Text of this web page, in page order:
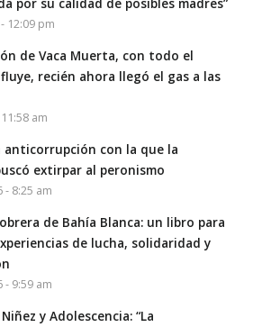
12:09 pm
de Vaca Muerta, con todo el
recién ahora llegó el gas a las
am
anticorrupción con la que la
extirpar al peronismo
- 8:25 am
de Bahía Blanca: un libro para
de lucha, solidaridad y
- 9:59 am
y Adolescencia: “La